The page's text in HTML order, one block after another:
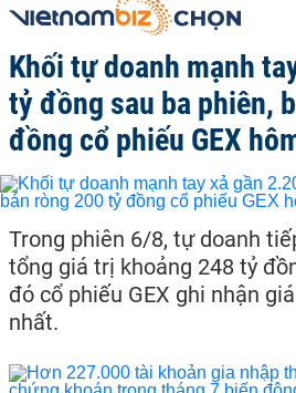
Khối tự doanh mạnh
tỷ đồng sau ba phiên,
đồng cổ phiếu GEX
Trong phiên 6/8, tự doanh
tổng giá trị khoảng 248 tỷ
đó cổ phiếu GEX ghi nhận
nhất.